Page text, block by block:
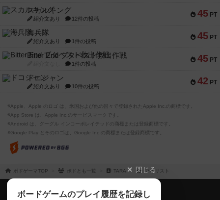
45 PT
スカルキング
紹介文あり 12件の投稿
45 PT
海兵隊
紹介文あり 1件の投稿
45 PT
Bitter End ブタペスト救出作戦
1件の投稿
42 PT
ドコジャン
紹介文あり 10件の投稿
※Apple、Apple のロゴ は、米国および他の国々で登録されたApple Inc.の商標です。
※App Store は、Apple Inc.のサービスマークです。
※Android は、グーグル インコーポレイテッドの商標または登録商標です。
※Google Play とそのロゴは、Google Inc.の商標または登録商標です。
ボドゲーマTOP ボドとも一覧 TARA マイリスト
閉じる
ボードゲームのプレイ履歴を記録し
ボドゲーマTOP